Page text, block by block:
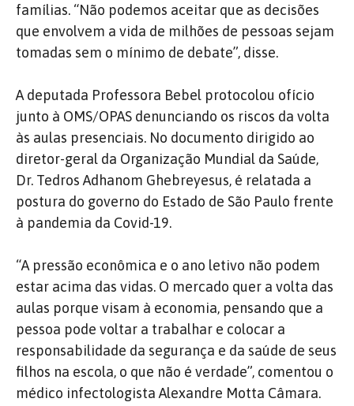
famílias. “Não podemos aceitar que as decisões
que envolvem a vida de milhões de pessoas sejam
tomadas sem o mínimo de debate”, disse.
A deputada Professora Bebel protocolou ofício
junto à OMS/OPAS denunciando os riscos da volta
às aulas presenciais. No documento dirigido ao
diretor-geral da Organização Mundial da Saúde,
Dr. Tedros Adhanom Ghebreyesus, é relatada a
postura do governo do Estado de São Paulo frente
à pandemia da Covid-19.
“A pressão econômica e o ano letivo não podem
estar acima das vidas. O mercado quer a volta das
aulas porque visam à economia, pensando que a
pessoa pode voltar a trabalhar e colocar a
responsabilidade da segurança e da saúde de seus
filhos na escola, o que não é verdade”, comentou o
médico infectologista Alexandre Motta Câmara.